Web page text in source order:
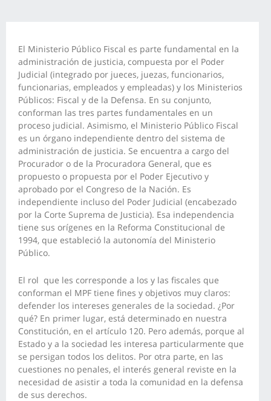
El Ministerio Público Fiscal es parte fundamental en la
administración de justicia, compuesta por el Poder
Judicial (integrado por jueces, juezas, funcionarios,
funcionarias, empleados y empleadas) y los Ministerios
Públicos: Fiscal y de la Defensa. En su conjunto,
conforman las tres partes fundamentales en un
proceso judicial. Asimismo, el Ministerio Público Fiscal
es un órgano independiente dentro del sistema de
administración de justicia. Se encuentra a cargo del
Procurador o de la Procuradora General, que es
propuesto o propuesta por el Poder Ejecutivo y
aprobado por el Congreso de la Nación. Es
independiente incluso del Poder Judicial (encabezado
por la Corte Suprema de Justicia). Esa independencia
tiene sus orígenes en la Reforma Constitucional de
1994, que estableció la autonomía del Ministerio
Público.
El rol que les corresponde a los y las fiscales que
conforman el MPF tiene fines y objetivos muy claros:
defender los intereses generales de la sociedad. ¿Por
qué? En primer lugar, está determinado en nuestra
Constitución, en el artículo 120. Pero además, porque al
Estado y a la sociedad les interesa particularmente que
se persigan todos los delitos. Por otra parte, en las
cuestiones no penales, el interés general reviste en la
necesidad de asistir a toda la comunidad en la defensa
de sus derechos.